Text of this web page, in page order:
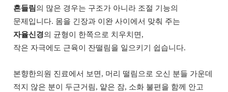
흔들림의 많은 경우는 구조가 아니라 조절 기능의
문제입니다. 몸을 긴장과 이완 사이에서 맞춰 주는
자율신경의 균형이 한쪽으로 치우치면,
작은 자극에도 근육이 잔떨림을 일으키기 쉽습니다.
본향한의원 진료에서 보면, 머리 떨림으로 오신 분들 가운데
적지 않은 분이 두근거림, 얕은 잠, 소화 불편을 함께 안고